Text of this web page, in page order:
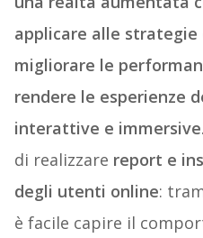
applicare alle
migliorare le
rendere le esperienze
interattive e immersive
di realizzare report e
degli utenti online:
è facile capire il